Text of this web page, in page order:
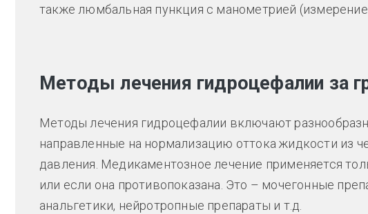
также люмбальная пункция с манометрией
Методы лечения гидроцефалии за
Методы лечения гидроцефалии включают
направленные на нормализацию оттока жидкости из
давления. Медикаментозное лечение применяется
или если она противопоказана. Это – мочегонные
анальгетики, нейротропные препараты и т.д.